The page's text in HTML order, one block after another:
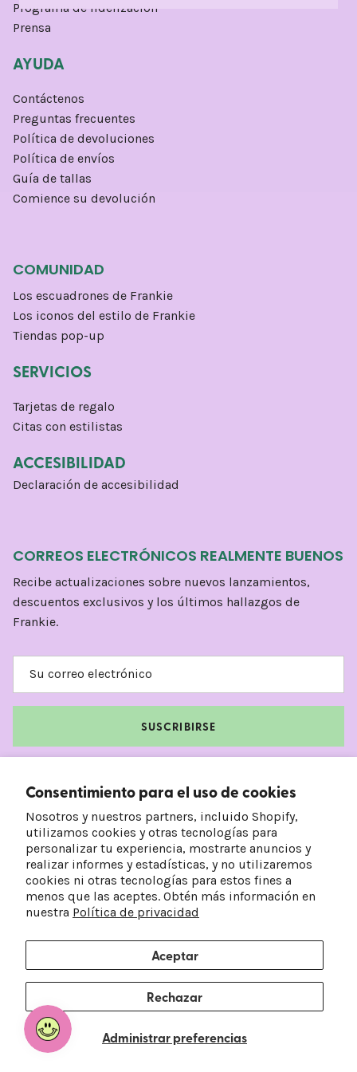
Consentimiento para el uso de cookies
Nosotros y nuestros partners, incluido Shopify,
utilizamos cookies y otras tecnologías para
personalizar tu experiencia, mostrarte anuncios y
realizar informes y estadísticas, y no utilizaremos
cookies ni otras tecnologías para estos fines a
menos que las aceptes. Obtén más información en
nuestra Política de privacidad
Administrar preferencias
Aceptar
Rechazar
Programa de fidelización
Prensa
AYUDA
Contáctenos
Preguntas frecuentes
Política de devoluciones
Política de envíos
Guía de tallas
Comience su devolución
COMUNIDAD
Los escuadrones de Frankie
Los iconos del estilo de Frankie
Tiendas pop-up
SERVICIOS
Tarjetas de regalo
Citas con estilistas
ACCESIBILIDAD
Declaración de accesibilidad
CORREOS ELECTRÓNICOS REALMENTE BUENOS
Recibe actualizaciones sobre nuevos lanzamientos,
descuentos exclusivos y los últimos hallazgos de
Frankie.
SUSCRIBIRSE
Facebook
Instagram
TikTokPinterest
País/Región
Estados Unidos (USD $)
Idioma
Español
© 2026Frankie's on the Park